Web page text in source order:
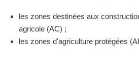
les zones destinées aux
agricole (AC) ;
les zones d'agriculture protégées